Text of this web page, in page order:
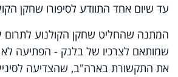
עד שיום אחד התוודע לסיפורו שחקן
המתנה שהחליט שחקן הקולנוע לתרום
שמותאם לצרכיו של בלנק - הפתיעה לא
את התקשורת בארה"ב, שהצדיעה